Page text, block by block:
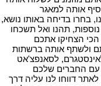
אותה למאגר
בחרו בדיחה באותו נושא,
תהנו ואל תשכחו
הצחיקו אתכם
ולשתף אותה ברשתות
לסאנפצ'אט
עם החברים שלכם
דווחו לנו עליה דרך